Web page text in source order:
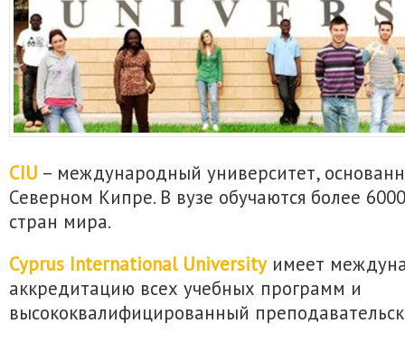
CIU – международный университет,
Северном Кипре. В вузе обучаются более
стран мира.
Cyprus International Universityимеет
аккредитацию всех учебных программ и
высококвалифицированный